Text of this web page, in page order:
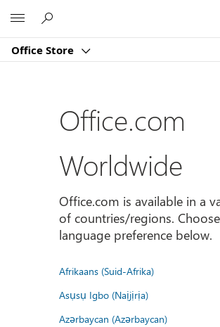
Office Store
Office.com
Worldwide
Office.com is available in a
of countries/regions.
language preference below.
Afrikaans (Suid-Afrika)
Asụsụ Igbo (Naịjịrịa)
Azərbaycan (Azərbaycan)